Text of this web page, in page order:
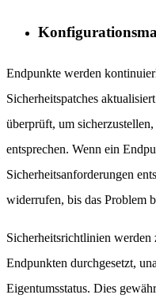
Endpunkte werden
Sicherheitspatches
überprüft, um
entsprechen. Wenn ein
Sicherheitsanforderungen
widerrufen, bis das Problem
Sicherheitsrichtlinien
Endpunkten durchgesetzt,
Eigentumsstatus. Dies